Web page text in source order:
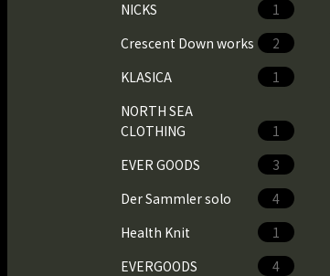
NICKS
1
Crescent Down works
2
KLASICA
1
NORTH SEA
CLOTHING
1
EVER GOODS
3
Der Sammler solo
4
Health Knit
1
EVERGOODS
4